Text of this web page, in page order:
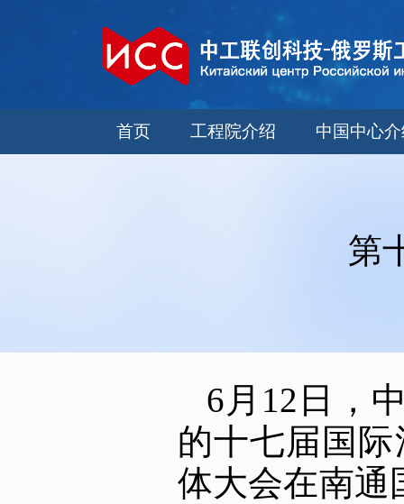
首页 工程院介绍 中国中心
第
6月12日，
的十七届国
体大会在南通